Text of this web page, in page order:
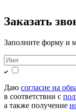
Заказать
Заполните форму и
Даю согласие на
в соответствии с
а также получение